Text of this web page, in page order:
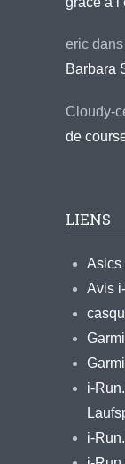
eric dans
Barbara
Cloudy-
de
LIENS
Asics
Avis
i-
i-